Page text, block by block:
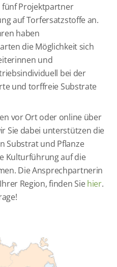
fünf Projektpartner
auf Torfersatzstoffe an.
haben
die Möglichkeit sich
und
bei der
und torffreie Substrate
vor Ort oder online über
Sie dabei unterstützen die
Substrat und Pflanze
Kulturführung auf die
Die Ansprechpartnerin
Region, finden Siehier.